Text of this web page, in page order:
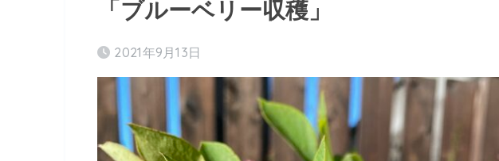
「ブルーベリー収穫」
2021年9月13日